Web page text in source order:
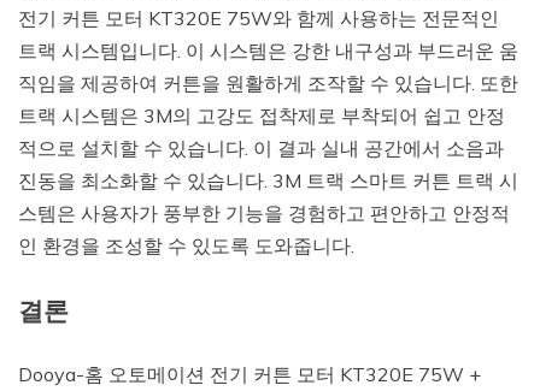
전기 커튼 모터 KT320E 75W와 함께 사용하는 전문적인
트랙 시스템입니다. 이 시스템은 강한 내구성과 부드러운 움
직임을 제공하여 커튼을 원활하게 조작할 수 있습니다. 또한
트랙 시스템은 3M의 고강도 접착제로 부착되어 쉽고 안정
적으로 설치할 수 있습니다. 이 결과 실내 공간에서 소음과
진동을 최소화할 수 있습니다. 3M 트랙 스마트 커튼 트랙 시
스템은 사용자가 풍부한 기능을 경험하고 편안하고 안정적
인 환경을 조성할 수 있도록 도와줍니다.
결론
Dooya-홈 오토메이션 전기 커튼 모터 KT320E 75W +